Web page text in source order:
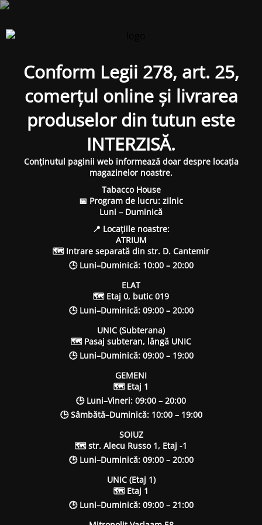
Conform Legii 278, art. 25,
comerțul online și livrarea
produselor din tutun este
INTERZISĂ.
Conținutul paginii web informează doar despre locația
magazinelor noastre.
Tabacco House
📅 Program de lucru: zilnic
Luni – Duminică
📍 Locațiile noastre:
ATRIUM
🗺 Intrare separată din str. D. Cantemir
🕒 Luni–Duminică: 10:00 – 20:00
ELAT
🗺 Etaj 0, butic 019
🕒 Luni–Duminică: 09:00 – 20:00
UNIC (Subterana)
🗺 Pasaj subteran, lângă UNIC
🕒 Luni–Duminică: 09:00 – 19:00
GEMENI
🗺 Etaj 1
🕒 Luni–Vineri: 09:00 – 20:00
🕒 Sâmbătă–Duminică: 10:00 – 19:00
SOIUZ
🗺 str. Alecu Russo 1, Etaj -1
🕒 Luni–Duminică: 09:00 – 20:00
UNIC (Etaj 1)
🗺 Etaj 1
🕒 Luni–Duminică: 09:00 – 21:00